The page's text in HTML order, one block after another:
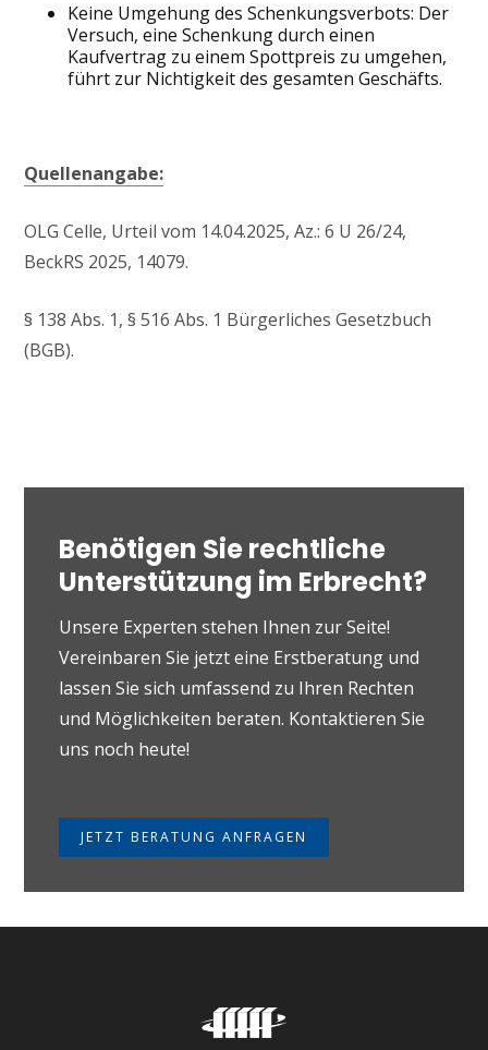
Keine Umgehung des Schenkungsverbots: Der
Versuch, eine Schenkung durch einen
Kaufvertrag zu einem Spottpreis zu umgehen,
führt zur Nichtigkeit des gesamten Geschäfts.
Quellenangabe:
OLG Celle, Urteil vom 14.04.2025, Az.: 6 U 26/24,
BeckRS 2025, 14079.
§ 138 Abs. 1, § 516 Abs. 1 Bürgerliches Gesetzbuch
(BGB).
Benötigen Sie rechtliche
Unterstützung im Erbrecht?
Unsere Experten stehen Ihnen zur Seite!
Vereinbaren Sie jetzt eine Erstberatung und
lassen Sie sich umfassend zu Ihren Rechten
und Möglichkeiten beraten. Kontaktieren Sie
uns noch heute!
JETZT BERATUNG ANFRAGEN